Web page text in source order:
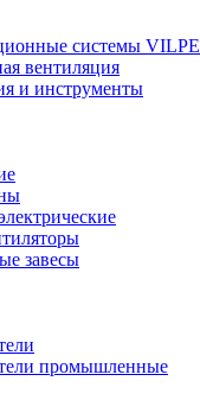
системы VILPE
вентиляция
и инструменты
завесы
промышленные